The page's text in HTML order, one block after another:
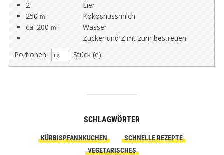
2
Eier
250 ml
Kokosnussmilch
ca. 200 ml
Wasser
Zucker und Zimt zum bestreuen
Portionen:
Stück (e)
SCHLAGWÖRTER
KÜRBISPFANNKUCHEN
SCHNELLE REZEPTE
VEGETARISCHES